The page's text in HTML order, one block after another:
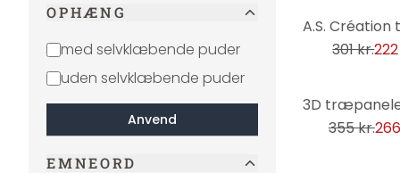
OPHÆNG
med selvklæbende puder
uden selvklæbende puder
Anvend
EMNEORD
301 kr.
355 kr.